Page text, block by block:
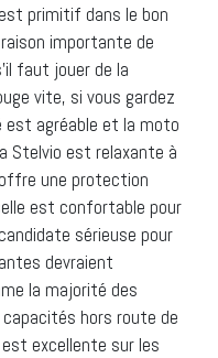
primitif dans le bon
importante de
faut jouer de la
vite, si vous gardez
est agréable et la moto
Stelvio est relaxante à
une protection
est confortable pour
sérieuse pour
devraient
la majorité des
hors route de
excellente sur les